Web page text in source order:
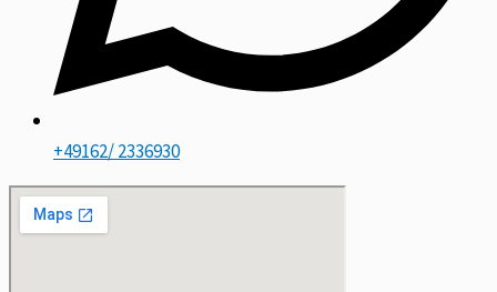
+49162/ 2336930